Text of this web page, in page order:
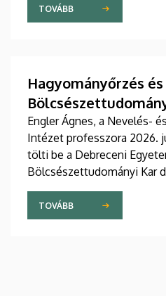
vehetnek részt szeptember
TOVÁBB
Hagyományőrzés
Engler Ágnes, a Nevelés-
Intézet professzora 2026.
tölti be a Debreceni
Bölcsészettudományi Kar
stratégiájában fontos
hagyományainak, a
normáinak megőrzésének,
TOVÁBB